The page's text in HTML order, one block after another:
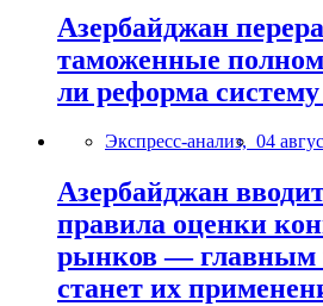
Азербайджан
таможенные
ли реформа
Экспресс-анализ, 04
Азербайджан
правила оценки
рынков — главным
станет их